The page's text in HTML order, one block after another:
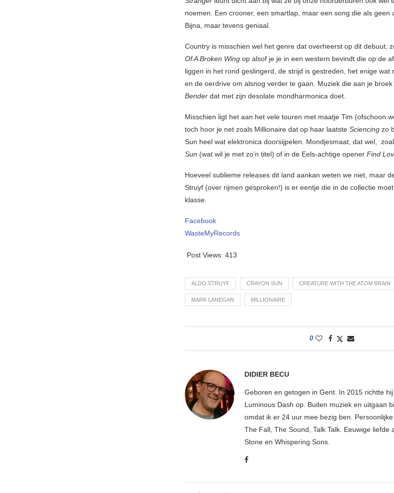
noemen. Een crooner, een smartlap, maar een song die als geen
Bijna, maar tevens geniaal.
Country is misschien wel het genre dat overheerst op dit debuut,
Of A Broken Wing op alsof je je in een western bevindt die op de
liggen in het rond geslingerd, de strijd is gestreden, het enige wat
en de oerdrive om alsnog verder te gaan. Muziek die aan je
Bender dat met zijn desolate mondharmonica doet.
Misschien ligt het aan het vele touren met maatje Tim (ofschoon
toch hoor je net zoals Millionaire dat op haar laatste Sciencing zo
Sun heel wat elektronica doorsijpelen. Mondjesmaat, dat wel,
Sun (wat wil je met zo’n titel) of in de Eels-achtige opener Find
Hoeveel sublieme releases dit land aankan weten we niet, maar
Struyf (over rijmen gesproken!) is er eentje die in de collectie
klasse.
Facebook
WasteMyRecords
Post Views: 413
ALDO STRUYF CRAYON SUN CREATURE WITH THE ATOM BRAIN
MARK LANEGAN MILLIONAIRE
0
DIDIER BECU
Geboren en getogen in Gent. In 2015 richtte
Luminous Dash op. Buiten muziek en uitgaan
omdat ik er 24 uur mee bezig ben.
The Fall, The Sound, Talk Talk. Eeuwige liefde
Stone en Whispering Sons.